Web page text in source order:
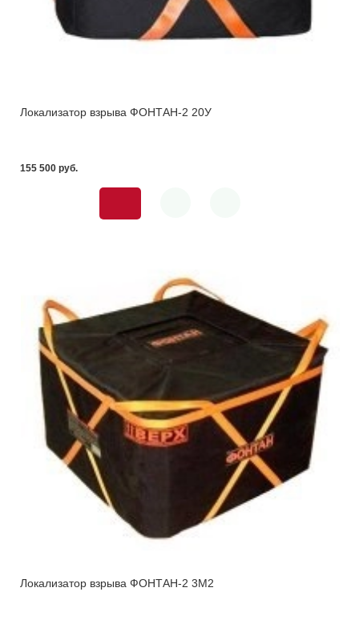
Локализатор взрыва ФОНТАН-2 20У
155 500 pуб.
Локализатор взрыва ФОНТАН-2 3М2